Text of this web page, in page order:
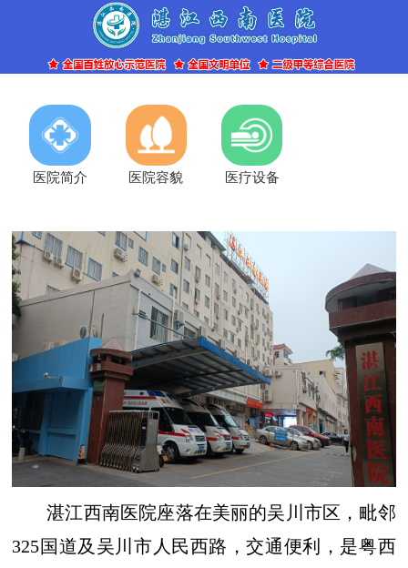
医院简介 医院容貌 医疗设备
湛江西南医院座落在美丽的吴川市区，毗邻
325国道及吴川市人民西路，交通便利，是粤西